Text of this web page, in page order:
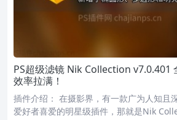
PS超级滤镜 Nik Collection v7.0.401
效率拉满！
插件介绍： 在摄影界，有一款广为人知且
爱好者喜爱的明星级插件，那就是Nik